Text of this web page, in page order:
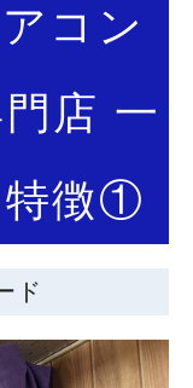
コン
店 一
特徴①
ド